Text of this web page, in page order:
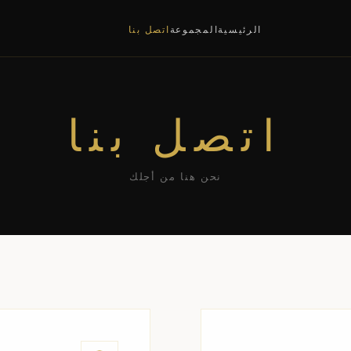
الرئيسيةالمجموعة اتصل بنا
اتصل بنا
نحن هنا من أجلك